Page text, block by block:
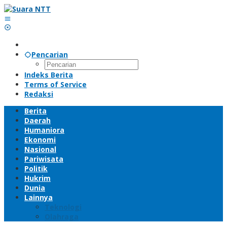
Lewati
ke
konten
Pencarian
Indeks Berita
Terms of Service
Redaksi
Berita
Daerah
Humaniora
Ekonomi
Nasional
Pariwisata
Politik
Hukrim
Dunia
Lainnya
Teknologi
Olahraga